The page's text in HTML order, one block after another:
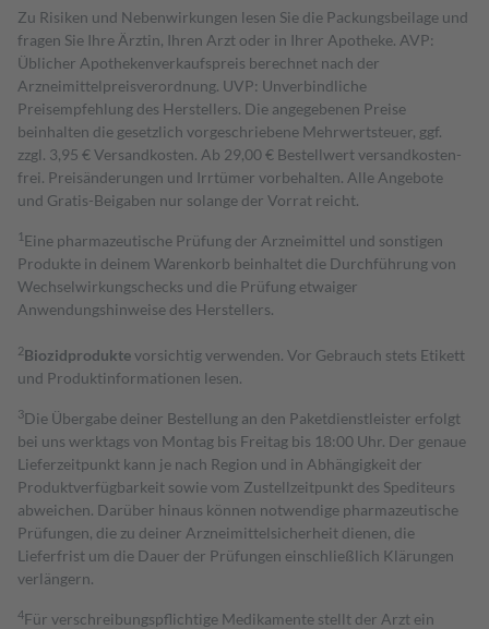
Zu Risiken und Nebenwirkungen lesen Sie die Packungsbeilage und
fragen Sie Ihre Ärztin, Ihren Arzt oder in Ihrer Apotheke. AVP:
Üblicher Apothekenverkaufspreis berechnet nach der
Arzneimittelpreisverordnung. UVP: Unverbindliche
Preisempfehlung des Herstellers. Die angegebenen Preise
beinhalten die gesetzlich vorgeschriebene Mehrwertsteuer, ggf.
zzgl. 3,95 € Versandkosten. Ab 29,00 € Bestell­wert versand­kosten­
frei. Preisänderungen und Irrtümer vorbehalten. Alle Angebote
und Gratis-Beigaben nur solange der Vorrat reicht.
1 Eine pharmazeutische Prüfung der Arzneimittel und sonstigen
Produkte in deinem Warenkorb beinhaltet die Durchführung von
Wechselwirkungschecks und die Prüfung etwaiger
Anwendungshinweise des Herstellers.
2Biozidproduktevorsichtig verwenden. Vor Gebrauch stets Etikett
und Produktinformationen lesen.
3Die Übergabe deiner Bestellung an den Paketdienstleister erfolgt
bei uns werktags von Montag bis Freitag bis 18:00 Uhr. Der genaue
Lieferzeitpunkt kann je nach Region und in Abhängigkeit der
Produktverfügbarkeit sowie vom Zustellzeitpunkt des Spediteurs
abweichen. Darüber hinaus können notwendige pharmazeutische
Prüfungen, die zu deiner Arzneimittelsicherheit dienen, die
Lieferfrist um die Dauer der Prüfungen einschließlich Klärungen
verlängern.
4Für verschreibungspflichtige Medikamente stellt der Arzt ein